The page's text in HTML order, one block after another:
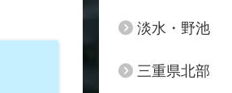
淡水・野池
三重県北部